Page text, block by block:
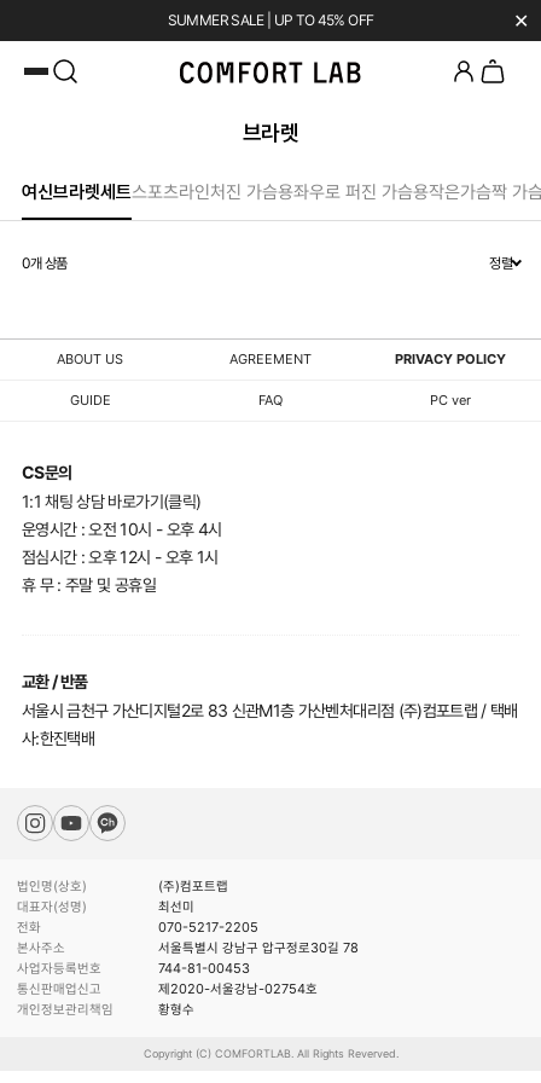
SUMMER SALE | UP TO 45% OFF
카카오채널 추가하고 10,000원 쿠폰 받기
✕
브라렛
여신브라렛세트스포츠라인처진 가슴용좌우로 퍼진 가슴용작은가슴짝 가
0개 상품 정렬
ABOUT US AGREEMENT PRIVACY POLICY
GUIDE FAQ PC ver
CS문의
1:1 채팅 상담 바로가기(클릭)
운영시간 : 오전 10시 - 오후 4시
점심시간 : 오후 12시 - 오후 1시
휴 무 : 주말 및 공휴일
교환 / 반품
서울시 금천구 가산디지털2로 83 신관M1층 가산벤처대리점 (주)컴포트랩 / 택배
사:한진택배
법인명(상호)
(주)컴포트랩
대표자(성명)
최선미
전화
070-5217-2205
본사주소
서울특별시 강남구 압구정로30길 78
사업자등록번호
744-81-00453
통신판매업신고
제2020-서울강남-02754호
개인정보관리책임
황형수
Copyright (C) COMFORTLAB. All Rights Reverved.